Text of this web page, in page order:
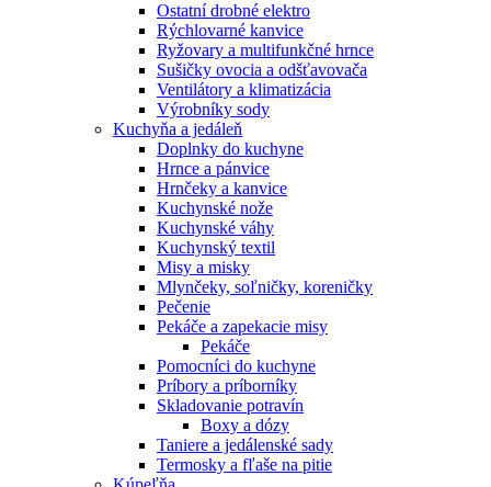
Ostatní drobné elektro
Rýchlovarné kanvice
Ryžovary a multifunkčné hrnce
Sušičky ovocia a odšťavovača
Ventilátory a klimatizácia
Výrobníky sody
Kuchyňa a jedáleň
Doplnky do kuchyne
Hrnce a pánvice
Hrnčeky a kanvice
Kuchynské nože
Kuchynské váhy
Kuchynský textil
Misy a misky
Mlynčeky, soľničky, koreničky
Pečenie
Pekáče a zapekacie misy
Pekáče
Pomocníci do kuchyne
Príbory a príborníky
Skladovanie potravín
Boxy a dózy
Taniere a jedálenské sady
Termosky a fľaše na pitie